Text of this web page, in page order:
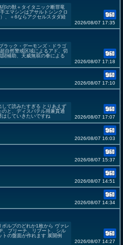
の獣＋タイタニック断罪竜
エマシンはアサルトシンクロ
、＋6ならアクセルスタダ経
2026/08/07 17:35
ック・デーモンズ・ドラゴ
自然警戒区域によるアド、切
補助、天威無双の拳による
2026/08/07 17:18
2026/08/07 17:10
して読みたすぎる とりあえず
と、ディスパテル用兼貫通
はしていきたいですね
2026/08/07 17:07
2026/08/07 16:03
2026/08/07 15:37
2026/08/07 14:51
2026/08/07 14:34
ボルブのどれか1枚から ヴァレ
、ブリーチ、リブート、シル
の盤面が作れます 展開例
2026/08/07 14:27